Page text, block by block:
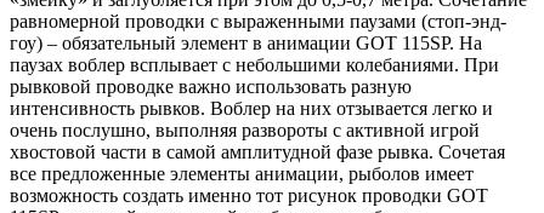
равномерной проводки с выраженными паузами (стоп-энд-
гоу) – обязательный элемент в анимации GOT 115SP. На
паузах воблер всплывает с небольшими колебаниями. При
рывковой проводке важно использовать разную
интенсивность рывков. Воблер на них отзывается легко и
очень послушно, выполняя развороты с активной игрой
хвостовой части в самой амплитудной фазе рывка. Сочетая
все предложенные элементы анимации, рыболов имеет
возможность создать именно тот рисунок проводки GOT